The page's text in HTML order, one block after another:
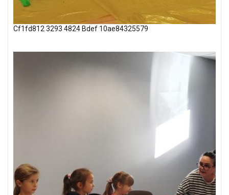
Cf1fd812 3293 4824 Bdef 10ae84325579